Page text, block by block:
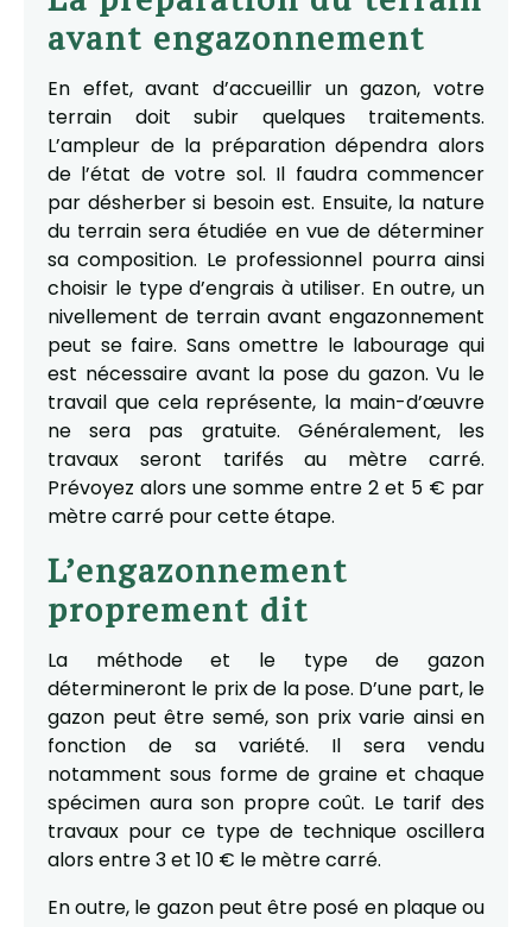
avant engazonnement
En effet, avant d’accueillir un gazon, votre
terrain doit subir quelques traitements.
L’ampleur de la préparation dépendra alors
de l’état de votre sol. Il faudra commencer
par désherber si besoin est. Ensuite, la nature
du terrain sera étudiée en vue de déterminer
sa composition. Le professionnel pourra ainsi
choisir le type d’engrais à utiliser. En outre, un
nivellement de terrain avant engazonnement
peut se faire. Sans omettre le labourage qui
est nécessaire avant la pose du gazon. Vu le
travail que cela représente, la main-d’œuvre
ne sera pas gratuite. Généralement, les
travaux seront tarifés au mètre carré.
Prévoyez alors une somme entre 2 et 5 € par
mètre carré pour cette étape.
L’engazonnement
proprement dit
La méthode et le type de gazon
détermineront le prix de la pose. D’une part, le
gazon peut être semé, son prix varie ainsi en
fonction de sa variété. Il sera vendu
notamment sous forme de graine et chaque
spécimen aura son propre coût. Le tarif des
travaux pour ce type de technique oscillera
alors entre 3 et 10 € le mètre carré.
En outre, le gazon peut être posé en plaque ou